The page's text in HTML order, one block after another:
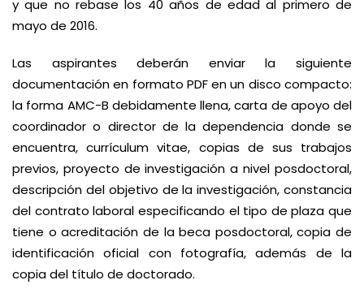
y que no rebase los 40 años de edad al primero de
mayo de 2016.
Las aspirantes deberán enviar la siguiente
documentación en formato PDF en un disco compacto:
la forma AMC-B debidamente llena, carta de apoyo del
coordinador o director de la dependencia donde se
encuentra, currículum vitae, copias de sus trabajos
previos, proyecto de investigación a nivel posdoctoral,
descripción del objetivo de la investigación, constancia
del contrato laboral especificando el tipo de plaza que
tiene o acreditación de la beca posdoctoral, copia de
identificación oficial con fotografía, además de la
copia del título de doctorado.